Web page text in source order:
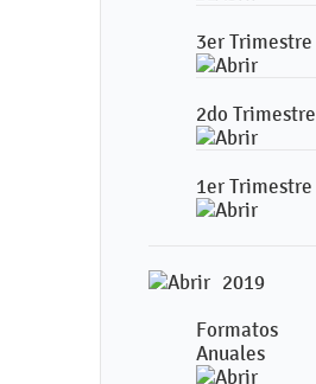
3er Trimestre
2do Trimestre
1er Trimestre
2019
Formatos
Anuales